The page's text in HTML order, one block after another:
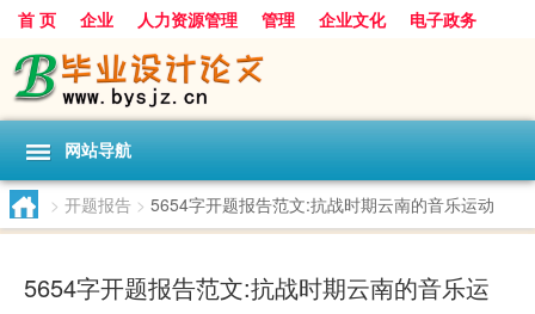
首 页 企业 人力资源管理 管理 企业文化
电子政务
数据
旅游 项目 浅谈 发展
网站导航
> 开题报告 > 5654字开题报告范文:抗战时期云南的音乐运动
5654字开题报告范文:抗战时期云南的音乐运